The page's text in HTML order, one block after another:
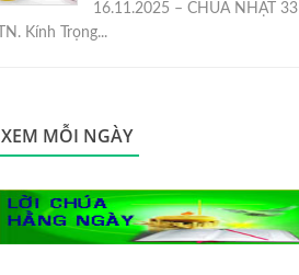
16.11.2025 – CHÚA NHẬT 33
TN. Kính Trọng...
XEM MỖI NGÀY